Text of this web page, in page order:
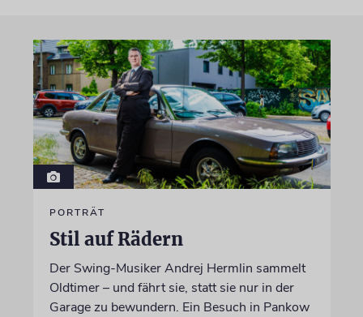
PORTRÄT
Stil auf Rädern
Der Swing-Musiker Andrej Hermlin sammelt
Oldtimer – und fährt sie, statt sie nur in der
Garage zu bewundern. Ein Besuch in Pankow